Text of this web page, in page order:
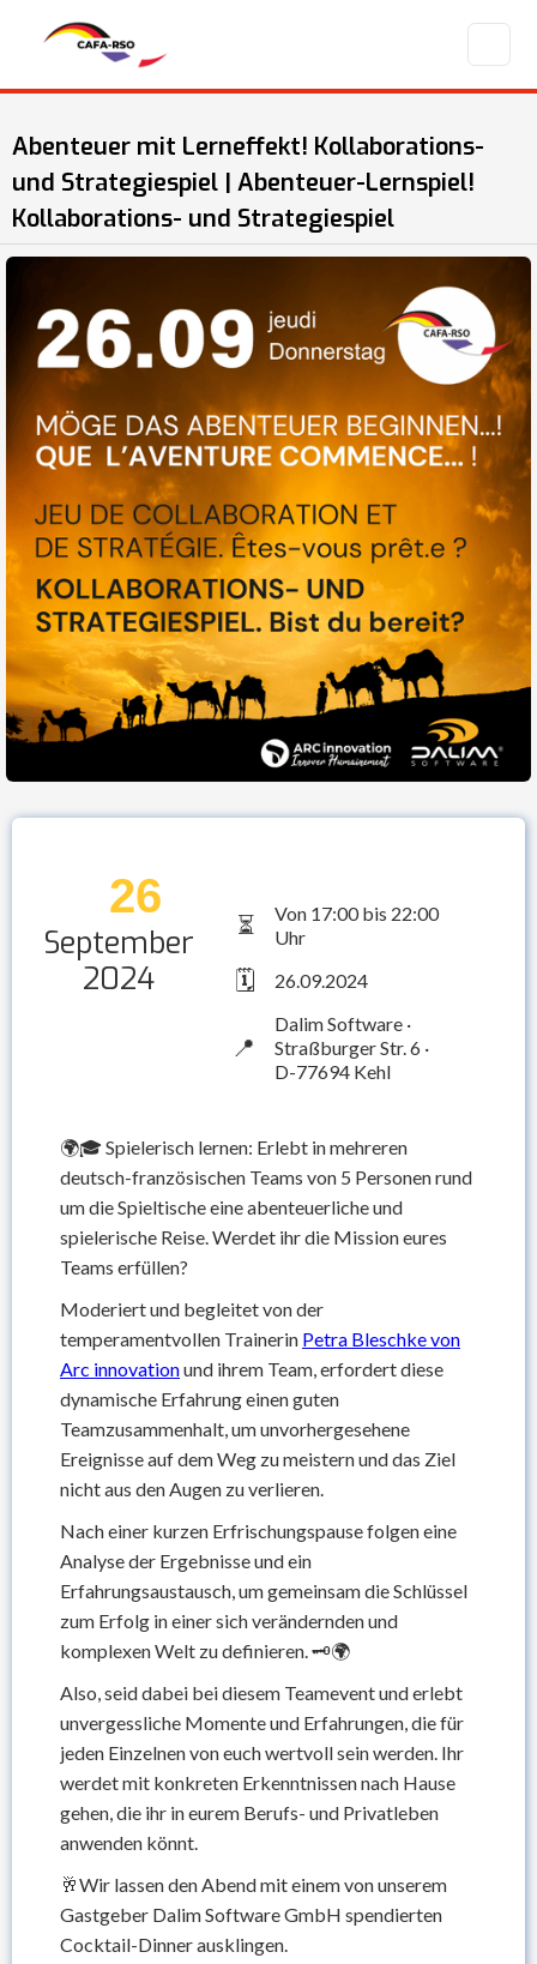
Abenteuer mit Lerneffekt! Kollaborations-
und Strategiespiel | Abenteuer-Lernspiel!
Kollaborations- und Strategiespiel
26
September
2024
⏳
Von 17:00 bis 22:00
Uhr
🗓️ 26.09.2024
📍
Dalim Software ·
Straßburger Str. 6 ·
D-77694 Kehl
🌍🎓 Spielerisch lernen: Erlebt in mehreren
deutsch-französischen Teams von 5 Personen rund
um die Spieltische eine abenteuerliche und
spielerische Reise. Werdet ihr die Mission eures
Teams erfüllen?
Moderiert und begleitet von der
temperamentvollen Trainerin Petra Bleschke von
Arc innovationund ihrem Team, erfordert diese
dynamische Erfahrung einen guten
Teamzusammenhalt, um unvorhergesehene
Ereignisse auf dem Weg zu meistern und das Ziel
nicht aus den Augen zu verlieren.
Nach einer kurzen Erfrischungspause folgen eine
Analyse der Ergebnisse und ein
Erfahrungsaustausch, um gemeinsam die Schlüssel
zum Erfolg in einer sich verändernden und
komplexen Welt zu definieren. 🗝️🌍
Also, seid dabei bei diesem Teamevent und erlebt
unvergessliche Momente und Erfahrungen, die für
jeden Einzelnen von euch wertvoll sein werden. Ihr
werdet mit konkreten Erkenntnissen nach Hause
gehen, die ihr in eurem Berufs- und Privatleben
anwenden könnt.
🥂Wir lassen den Abend mit einem von unserem
Gastgeber Dalim Software GmbH spendierten
Cocktail-Dinner ausklingen.